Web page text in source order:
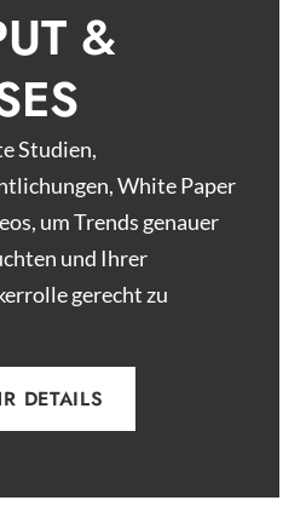
&
Studien,
White Paper
um Trends genauer
und Ihrer
gerecht zu
DETAILS